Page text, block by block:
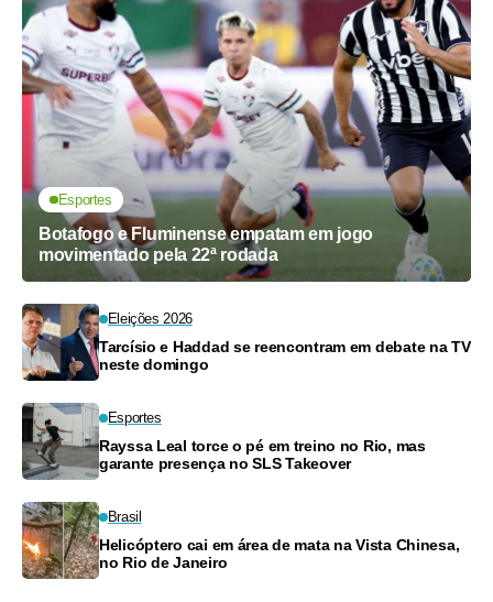
Esportes
Botafogo e Fluminense empatam em jogo
movimentado pela 22ª rodada
Eleições 2026
Tarcísio e Haddad se reencontram em debate na TV
neste domingo
Esportes
Rayssa Leal torce o pé em treino no Rio, mas
garante presença no SLS Takeover
Brasil
Helicóptero cai em área de mata na Vista Chinesa,
no Rio de Janeiro